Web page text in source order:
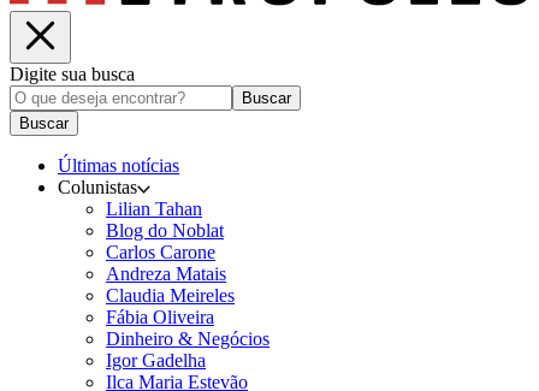
Digite sua busca
Buscar
Buscar
Últimas notícias
Colunistas
Lilian Tahan
Blog do Noblat
Carlos Carone
Andreza Matais
Claudia Meireles
Fábia Oliveira
Dinheiro & Negócios
Igor Gadelha
Ilca Maria Estevão